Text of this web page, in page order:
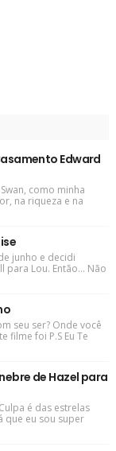
Edward
como minha
na riqueza e na
junho e decidi
para Lou. Então... Não
seu ser? Onde você
filme foi P.S Eu Te
de Hazel para
é das estrelas
que eu sou super